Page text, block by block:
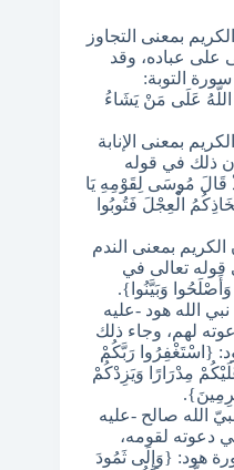
بمعنى التجاوز
على عباده، وقد
التوبة:
عَلَى مَنْ يَشَاءُ
بمعنى الإنابة
ذلك في قوله
قَالَ مُوسَى لِقَوْمِهِ يَا
الْعِجْلَ فَتُوبُوا
بمعنى الندم
تعالى في
وَبَيَّنُوا}.
الله هود -عليه
لهم، وجاء ذلك
{اسْتَغْفِرُوا رَبَّكُمْ
مِدْرَارًا وَيَزِدْكُمْ
الله صالح -عليه
دعوته لقومه،
هود: {وَإِلَى ثَمُودَ